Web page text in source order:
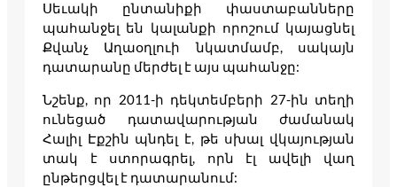
Սեւակի ընտանիքի փաստաբանները
պահանջել են կալանքի որոշում կայացնել
Քվանչ Աղաօղլուի նկատմամբ, սակայն
դատարանը մերժել է այս պահանջը:
Նշենք, որ 2011-ի դեկտեմբերի 27-ին տեղի
ունեցած դատավարության ժամանակ
Հալիլ Էքշին պնդել է, թե սխալ վկայության
տակ է ստորագրել, որն էլ ավելի վաղ
ընթերցվել է դատարանում: